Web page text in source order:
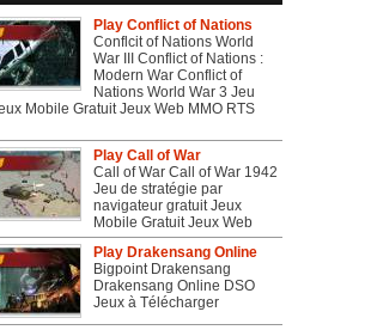
Play Conflict of Nations
Conflcit of Nations World
War III Conflict of Nations :
Modern War Conflict of
Nations World War 3 Jeu
Mobile Gratuit Jeux Web MMO RTS
Play Call of War
Call of War Call of War 1942
Jeu de stratégie par
navigateur gratuit Jeux
Mobile Gratuit Jeux Web
Play Drakensang Online
Bigpoint Drakensang
Drakensang Online DSO
Jeux à Télécharger